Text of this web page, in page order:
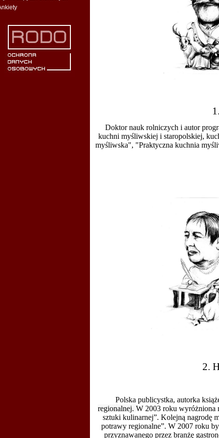
Doktor nauk rolniczych i autor
kuchni myśliwskiej i staropolskiej,
myśliwska", "Praktyczna kuchnia
2.
Polska publicystka, autorka
regionalnej. W 2003 roku wyróżniona
sztuki kulinarnej”. Kolejną nagrodę
potrawy regionalne”. W 2007 roku
przyznawanego przez branżę